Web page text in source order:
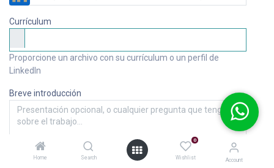
Home Search
0
Wishlist Account
Currículum
Proporcione un archivo con su currículum o un perfil de
LinkedIn
Breve introducción